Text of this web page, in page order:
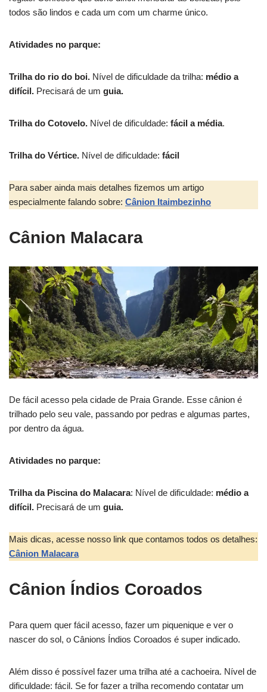
todos são lindos e cada um com um charme único.
Atividades no parque:
Trilha do rio do boi. Nível de dificuldade da trilha: médio a
difícil. Precisará de um guia.
Trilha do Cotovelo. Nível de dificuldade: fácil a média.
Trilha do Vértice. Nível de dificuldade: fácil
Para saber ainda mais detalhes fizemos um artigo
especialmente falando sobre: Cânion Itaimbezinho
Cânion Malacara
De fácil acesso pela cidade de Praia Grande. Esse cânion é
trilhado pelo seu vale, passando por pedras e algumas partes,
por dentro da água.
Atividades no parque:
Trilha da Piscina do Malacara: Nível de dificuldade: médio a
difícil. Precisará de um guia.
Mais dicas, acesse nosso link que contamos todos os detalhes:
Cânion Malacara
Cânion Índios Coroados
Para quem quer fácil acesso, fazer um piquenique e ver o
nascer do sol, o Cânions Índios Coroados é super indicado.
Além disso é possível fazer uma trilha até a cachoeira. Nível de
dificuldade: fácil. Se for fazer a trilha recomendo contatar um